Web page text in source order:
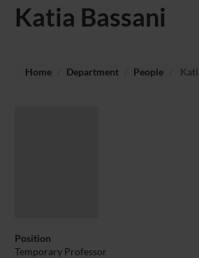
Katia Bassani
Home Department People
Position
Temporary Professor